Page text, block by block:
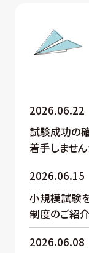
2026.06.22
試験成功の
着手しません
2026.06.15
小規模試験
制度のご紹介
2026.06.08